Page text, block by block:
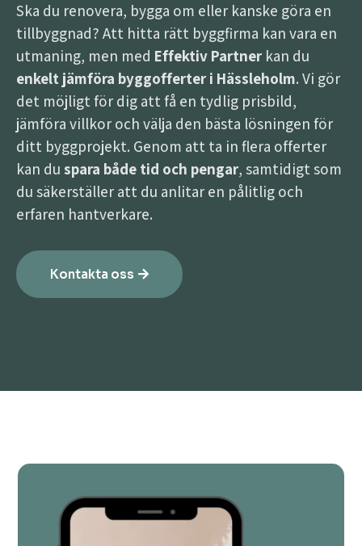
Ska du renovera, bygga om eller kanske göra en
tillbyggnad? Att hitta rätt byggfirma kan vara en
utmaning, men med Effektiv Partner kan du
enkelt jämföra byggofferter i Hässleholm. Vi gör
det möjligt för dig att få en tydlig prisbild,
jämföra villkor och välja den bästa lösningen för
ditt byggprojekt. Genom att ta in flera offerter
kan du spara både tid och pengar, samtidigt som
du säkerställer att du anlitar en pålitlig och
erfaren hantverkare.
Kontakta oss